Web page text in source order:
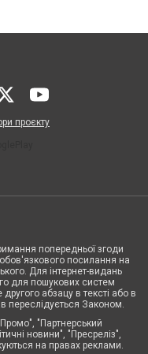
проєкту
попередньої згоди
посилання на
Для інтернет-видань
для пошукових систем
абзацу в тексті або в
переслідується Законом.
"Партнерський
новини", "Пресреліз",
на правах реклами.